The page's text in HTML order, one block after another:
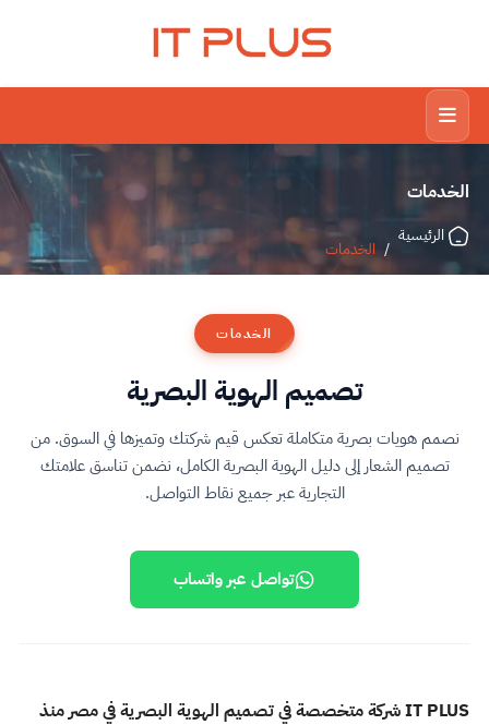
IT PLUS
الخدمات
الرئيسية
/ الخدمات
الخدمات
تصميم الهوية البصرية
نصمم هويات بصرية متكاملة تعكس قيم شركتك وتميزها في السوق. من
تصميم الشعار إلى دليل الهوية البصرية الكامل، نضمن تناسق علامتك
التجارية عبر جميع نقاط التواصل.
تواصل عبر واتساب
IT PLUS شركة متخصصة في تصميم الهوية البصرية في مصر منذ